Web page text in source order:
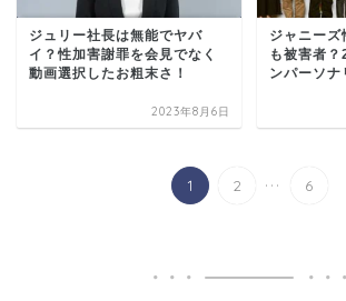
ジュリー社長は無能でヤバ
イ？性加害謝罪を会見でなく
動画選択したお粗末さ！
2023年8月6日
ジャニーズ
も被害者
ンパーソナ
1 2 ... 6